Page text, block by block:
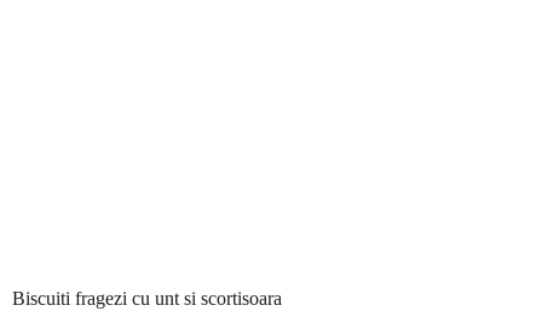
Biscuiti fragezi cu unt si scortisoara